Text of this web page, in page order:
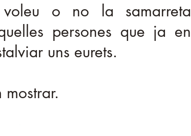
o no la samarreta
persones que ja en
uns eurets.